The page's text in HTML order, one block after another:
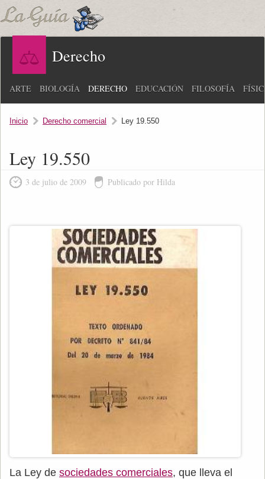
Derecho
ARTE BIOLOGÍA DERECHO EDUCACIÓN FILOSOFÍA
Inicio Derecho comercial Ley 19.550
Ley 19.550
3 de julio de 2009 Publicado por Hilda
La Ley de sociedades comerciales, que lleva el